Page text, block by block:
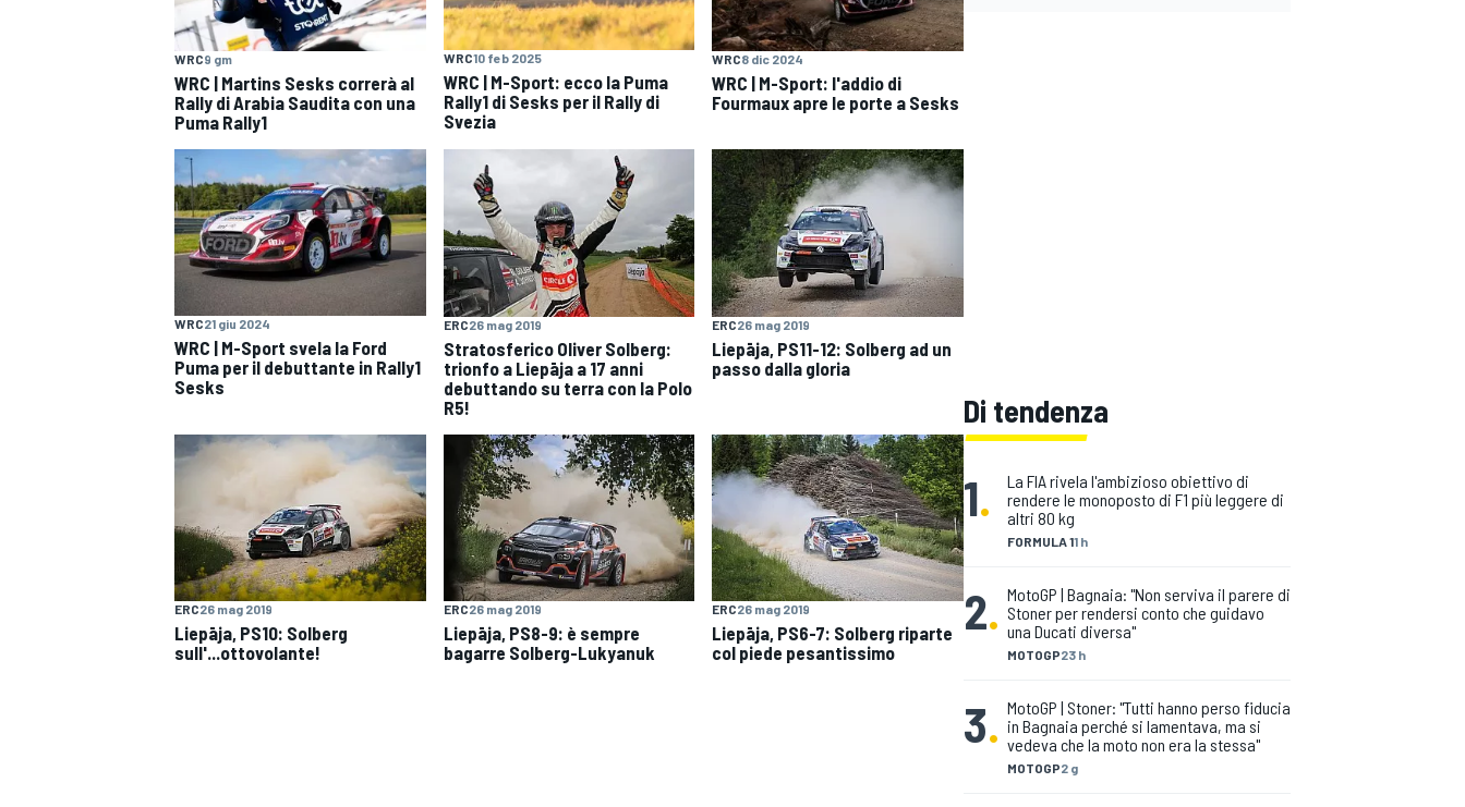
MONOPOSTO
WRC9 gm
WRC | Martins Sesks correrà al
Rally di Arabia Saudita con una
Puma Rally1
WRC10 feb 2025
WRC | M-Sport: ecco la Puma
Rally1 di Sesks per il Rally di
Svezia
WRC8 dic 2024
WRC | M-Sport: l'addio di
Fourmaux apre le porte a Sesks
WRC21 giu 2024
WRC | M-Sport svela la Ford
Puma per il debuttante in Rally1
Sesks
ERC26 mag 2019
Stratosferico Oliver Solberg:
trionfo a Liepāja a 17 anni
debuttando su terra con la Polo
R5!
ERC26 mag 2019
Liepāja, PS11-12: Solberg ad un
passo dalla gloria
ERC26 mag 2019
Liepāja, PS10: Solberg
sull'...ottovolante!
ERC26 mag 2019
Liepāja, PS8-9: è sempre
bagarre Solberg-Lukyanuk
ERC26 mag 2019
Liepāja, PS6-7: Solberg riparte
col piede pesantissimo
Di tendenza
1.
FORMULA 11 h
La FIA rivela l'ambizioso obiettivo di
rendere le monoposto di F1 più leggere di
altri 80 kg
2.
MOTOGP23 h
MotoGP | Bagnaia: "Non serviva il parere di
Stoner per rendersi conto che guidavo
una Ducati diversa"
3.
MOTOGP2 g
MotoGP | Stoner: "Tutti hanno perso fiducia
in Bagnaia perché si lamentava, ma si
vedeva che la moto non era la stessa"